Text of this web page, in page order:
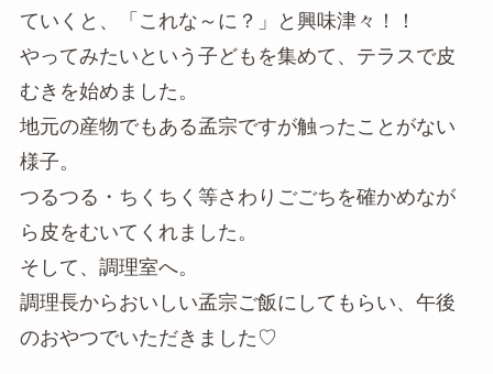
ていくと、「これな～に？」と興味津々！！
やってみたいという子どもを集めて、テラスで皮
むきを始めました。
地元の産物でもある孟宗ですが触ったことがない
様子。
つるつる・ちくちく等さわりごごちを確かめなが
ら皮をむいてくれました。
そして、調理室へ。
調理長からおいしい孟宗ご飯にしてもらい、午後
のおやつでいただきました♡